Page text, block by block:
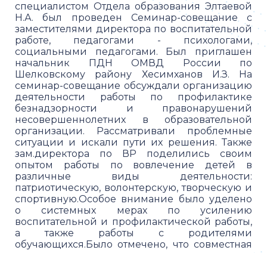
специалистом Отдела образования Элтаевой
Н.А. был проведен Семинар-совещание с
заместителями директора по воспитательной
работе, педагогами - психологами,
социальными педагогами. Был приглашен
начальник ПДН ОМВД России по
Шелковскому району Хесимханов И.З. На
семинар-совещание обсуждали организацию
деятельности работы по профилактике
безнадзорности и правонарушений
несовершеннолетних в образовательной
организации. Рассматривали проблемные
ситуации и искали пути их решения. Также
зам.директора по ВР поделились своим
опытом работы по вовлечение детей в
различные виды деятельности:
патриотическую, волонтерскую, творческую и
спортивную.Особое внимание было уделено
о системных мерах по усилению
воспитательной и профилактической работы,
а также работы с родителями
обучающихся.Было отмечено, что совместная